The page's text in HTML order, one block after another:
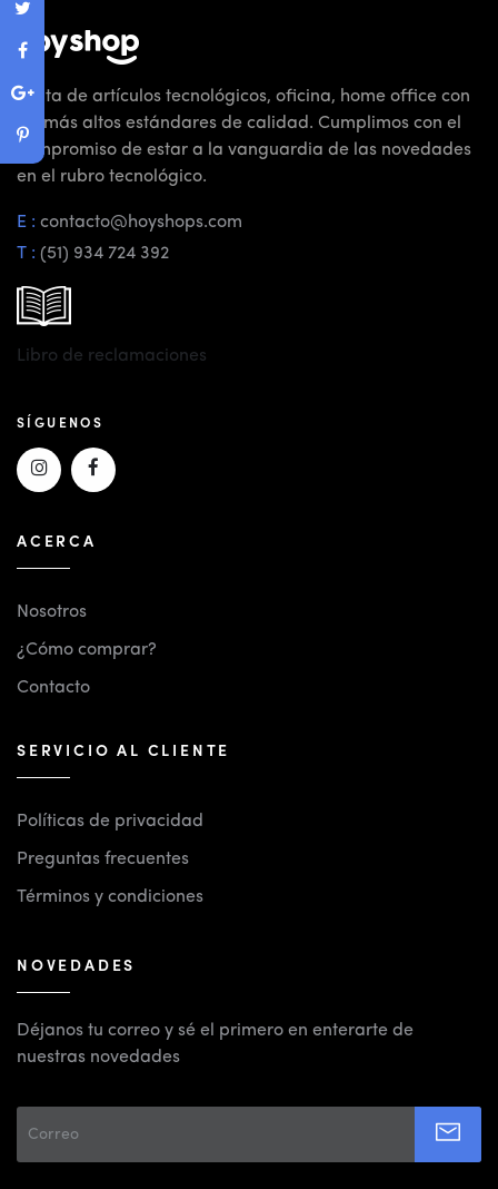
Venta de artículos tecnológicos, oficina, home office con
los más altos estándares de calidad. Cumplimos con el
compromiso de estar a la vanguardia de las novedades
en el rubro tecnológico.
E : contacto@hoyshops.com
T : (51) 934 724 392
Libro de reclamaciones
SÍGUENOS
ACERCA
Nosotros
¿Cómo comprar?
Contacto
SERVICIO AL CLIENTE
Políticas de privacidad
Preguntas frecuentes
Términos y condiciones
NOVEDADES
Déjanos tu correo y sé el primero en enterarte de
nuestras novedades